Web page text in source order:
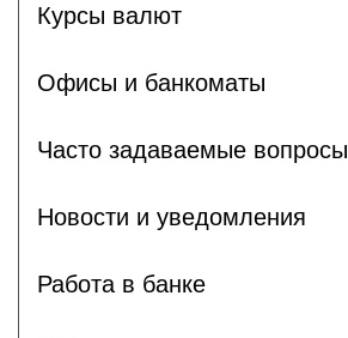
Курсы валют
Офисы и банкоматы
Часто задаваемые вопросы
Новости и уведомления
Работа в банке